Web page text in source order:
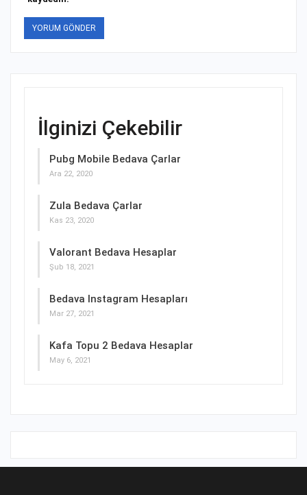
İlginizi Çekebilir
Pubg Mobile Bedava Çarlar
Ara 22, 2020
Zula Bedava Çarlar
Kas 23, 2020
Valorant Bedava Hesaplar
Şub 18, 2021
Bedava Instagram Hesapları
Mar 27, 2021
Kafa Topu 2 Bedava Hesaplar
May 6, 2021